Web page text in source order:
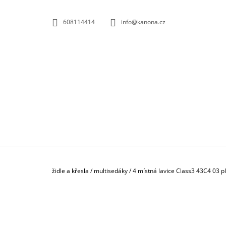
608114414 info@kanona.cz
Domů
židle a křesla / multisedáky/4 místná lavice Class3 43C4 03